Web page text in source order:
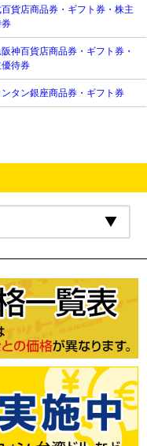
貨店商品券・ギフト券・株主
神百貨店商品券・ギフト券・
待券
ンタン銀座商品券・ギフト券